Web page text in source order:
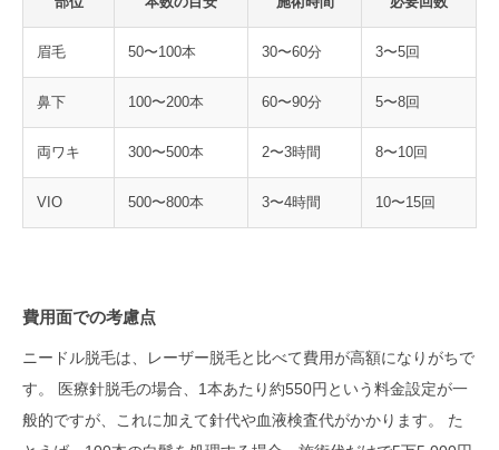
眉毛 50〜100本 30〜60分 3〜5回
鼻下 100〜200本 60〜90分 5〜8回
両ワキ 300〜500本 2〜3時間 8〜10回
VIO 500〜800本 3〜4時間 10〜15回
費用面での考慮点
ニードル脱毛は、レーザー脱毛と比べて費用が高額になりがちで
す。 医療針脱毛の場合、1本あたり約550円という料金設定が一
般的ですが、これに加えて針代や血液検査代がかかります。 た